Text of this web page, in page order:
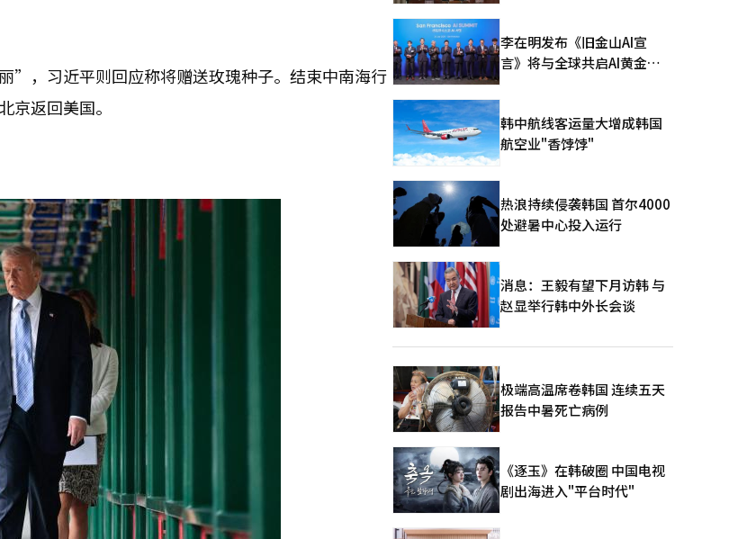
”，习近平则回应称将赠送玫瑰种子。结束中南海行
返回美国。
李在明发布《旧金山AI宣
言》将与全球共启AI黄金时
韩中航线客运量大增成韩国
航空业"香饽饽"
热浪持续侵袭韩国 首尔4000
处避暑中心投入运行
消息：王毅有望下月访韩 与
赵显举行韩中外长会谈
极端高温席卷韩国 连续五天
报告中暑死亡病例
《逐玉》在韩破圈 中国电视
剧出海进入"平台时代"